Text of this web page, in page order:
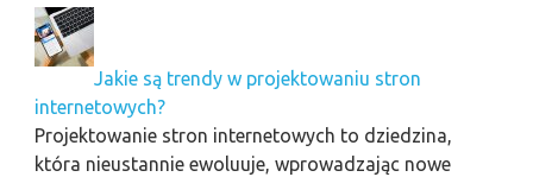
Jakie są trendy w projektowaniu stron
internetowych?
Projektowanie stron internetowych to dziedzina,
która nieustannie ewoluuje, wprowadzając nowe